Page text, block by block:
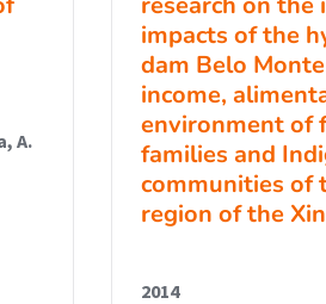
A.
impacts of the
dam Belo
income,
environment of
families and
communities of
region of the
2014